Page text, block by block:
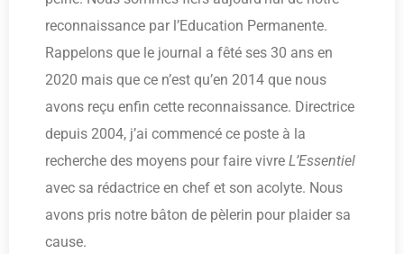
reconnaissance par l’Education Permanente.
Rappelons que le journal a fêté ses 30 ans en
2020 mais que ce n’est qu’en 2014 que nous
avons reçu enfin cette reconnaissance. Directrice
depuis 2004, j’ai commencé ce poste à la
recherche des moyens pour faire vivre L’Essentiel
avec sa rédactrice en chef et son acolyte. Nous
avons pris notre bâton de pèlerin pour plaider sa
cause.